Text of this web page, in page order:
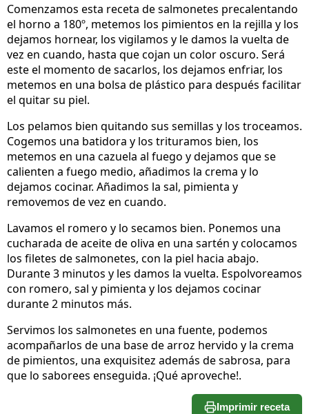
Comenzamos esta receta de salmonetes precalentando
el horno a 180º, metemos los pimientos en la rejilla y los
dejamos hornear, los vigilamos y le damos la vuelta de
vez en cuando, hasta que cojan un color oscuro. Será
este el momento de sacarlos, los dejamos enfriar, los
metemos en una bolsa de plástico para después facilitar
el quitar su piel.
Los pelamos bien quitando sus semillas y los troceamos.
Cogemos una batidora y los trituramos bien, los
metemos en una cazuela al fuego y dejamos que se
calienten a fuego medio, añadimos la crema y lo
dejamos cocinar. Añadimos la sal, pimienta y
removemos de vez en cuando.
Lavamos el romero y lo secamos bien. Ponemos una
cucharada de aceite de oliva en una sartén y colocamos
los filetes de salmonetes, con la piel hacia abajo.
Durante 3 minutos y les damos la vuelta. Espolvoreamos
con romero, sal y pimienta y los dejamos cocinar
durante 2 minutos más.
Servimos los salmonetes en una fuente, podemos
acompañarlos de una base de arroz hervido y la crema
de pimientos, una exquisitez además de sabrosa, para
que lo saborees enseguida. ¡Qué aproveche!.
Imprimir receta